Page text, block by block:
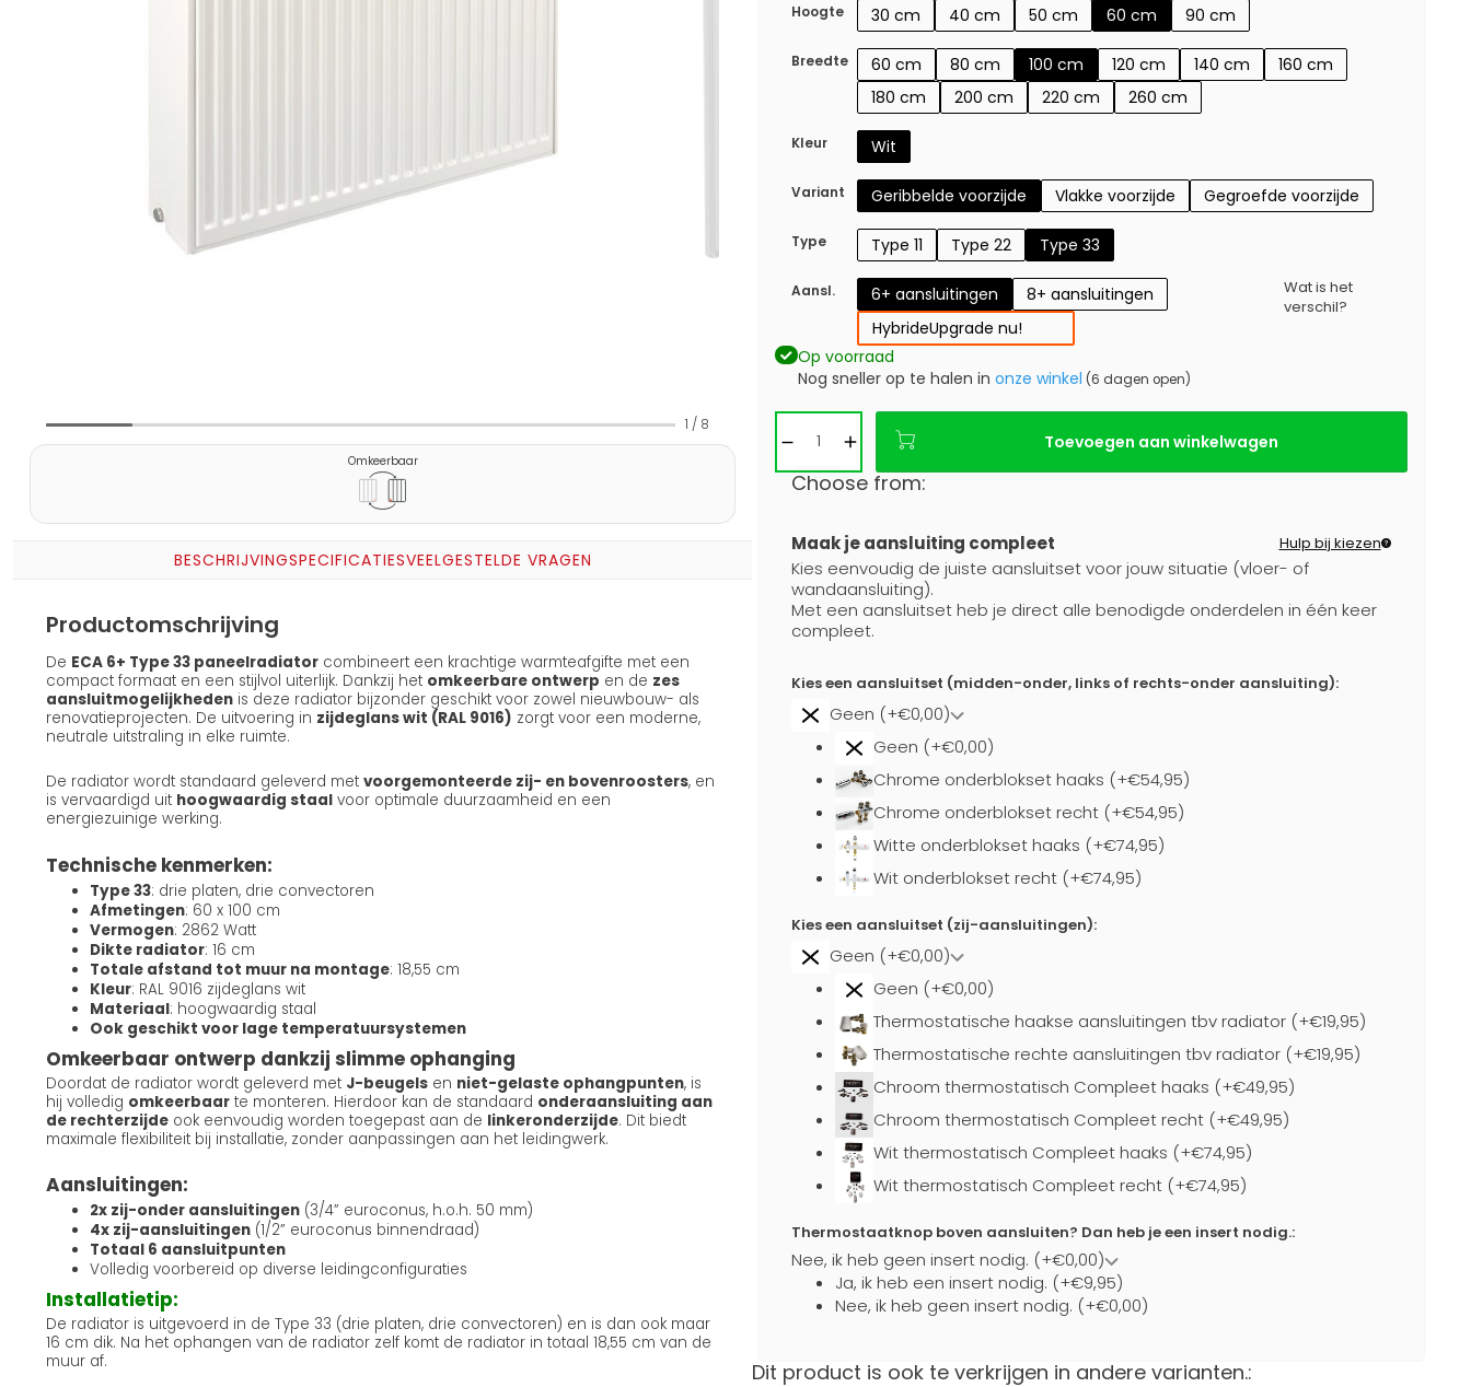
1 / 8
Omkeerbaar
BESCHRIJVINGSPECIFICATIESVEELGESTELDE VRAGEN
Productomschrijving
De ECA 6+ Type 33 paneelradiator combineert een krachtige warmteafgifte met een
compact formaat en een stijlvol uiterlijk. Dankzij het omkeerbare ontwerp en de zes
aansluitmogelijkheden is deze radiator bijzonder geschikt voor zowel nieuwbouw- als
renovatieprojecten. De uitvoering in zijdeglans wit (RAL 9016) zorgt voor een moderne,
neutrale uitstraling in elke ruimte.
De radiator wordt standaard geleverd met voorgemonteerde zij- en bovenroosters, en
is vervaardigd uit hoogwaardig staal voor optimale duurzaamheid en een
energiezuinige werking.
Technische kenmerken:
Type 33: drie platen, drie convectoren
Afmetingen: 60 x 100 cm
Vermogen: 2862 Watt
Dikte radiator: 16 cm
Totale afstand tot muur na montage: 18,55 cm
Kleur: RAL 9016 zijdeglans wit
Materiaal: hoogwaardig staal
Ook geschikt voor lage temperatuursystemen
Omkeerbaar ontwerp dankzij slimme ophanging
Doordat de radiator wordt geleverd met J-beugels en niet-gelaste ophangpunten, is
hij volledig omkeerbaar te monteren. Hierdoor kan de standaard onderaansluiting aan
de rechterzijde ook eenvoudig worden toegepast aan de linkeronderzijde. Dit biedt
maximale flexibiliteit bij installatie, zonder aanpassingen aan het leidingwerk.
Aansluitingen:
2x zij-onder aansluitingen (3/4” euroconus, h.o.h. 50 mm)
4x zij-aansluitingen (1/2” euroconus binnendraad)
Totaal 6 aansluitpunten
Volledig voorbereid op diverse leidingconfiguraties
Installatietip:
De radiator is uitgevoerd in de Type 33 (drie platen, drie convectoren) en is dan ook maar
16 cm dik. Na het ophangen van de radiator zelf komt de radiator in totaal 18,55 cm van de
muur af.
Hoogte
30 cm 40 cm 50 cm 60 cm 90 cm
Breedte 60 cm 80 cm 100 cm 120 cm 140 cm
160 cm
180 cm
200 cm 220 cm 260 cm
Kleur Wit
Variant Geribbelde voorzijde Vlakke voorzijde Gegroefde voorzijde
Type Type 11 Type 22 Type 33
Aansl. 6+ aansluitingen
8+ aansluitingen
HybrideUpgrade nu!
Wat is het
verschil?
Op voorraad
Nog sneller op te halen in onze winkel (6 dagen open)
Toevoegen aan winkelwagen
Choose from:
Maak je aansluiting compleet Hulp bij kiezen
Kies eenvoudig de juiste aansluitset voor jouw situatie (vloer- of
wandaansluiting).
Met een aansluitset heb je direct alle benodigde onderdelen in één keer
compleet.
Kies een aansluitset (midden-onder, links of rechts-onder aansluiting):
Geen (+€0,00)
Geen (+€0,00)
Chrome onderblokset haaks (+€54,95)
Chrome onderblokset recht (+€54,95)
Witte onderblokset haaks (+€74,95)
Wit onderblokset recht (+€74,95)
Kies een aansluitset (zij-aansluitingen):
Geen (+€0,00)
Geen (+€0,00)
Thermostatische haakse aansluitingen tbv radiator (+€19,95)
Thermostatische rechte aansluitingen tbv radiator (+€19,95)
Chroom thermostatisch Compleet haaks (+€49,95)
Chroom thermostatisch Compleet recht (+€49,95)
Wit thermostatisch Compleet haaks (+€74,95)
Wit thermostatisch Compleet recht (+€74,95)
Thermostaatknop boven aansluiten? Dan heb je een insert nodig.:
Nee, ik heb geen insert nodig. (+€0,00)
Ja, ik heb een insert nodig. (+€9,95)
Nee, ik heb geen insert nodig. (+€0,00)
Dit product is ook te verkrijgen in andere varianten.: